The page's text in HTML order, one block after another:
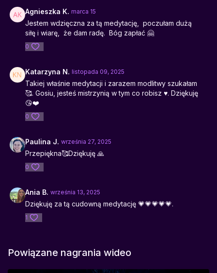
Agnieszka K. marca 15
Jestem wdzięczna za tą medytację, poczułam dużą
siłę i wiarę, że dam radę. Bóg zapłać 🤗
0
Katarzyna N. listopada 09, 2025
Takiej właśnie medytacji i zarazem modlitwy szukałam
🥰. Gosiu, jesteś mistrzynią w tym co robisz ♥️. Dziękuję
😘❤️
0
Paulina J. września 27, 2025
Przepiękna🥰Dziękuję 🙏
0
Ania B. września 13, 2025
Dziękuję za tą cudowną medytację 💗💗💗💗💗.
1
Powiązane nagrania wideo